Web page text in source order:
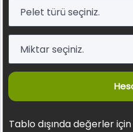
Tablo dışında değerler